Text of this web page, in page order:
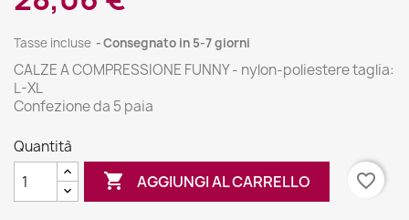
Tasse incluse Consegnato in 5-7 giorni
CALZE A COMPRESSIONE FUNNY - nylon-poliestere taglia:
L-XL
Confezione da 5 paia
Quantità
 AGGIUNGI AL CARRELLO favorite_border